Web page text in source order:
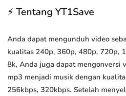
⚡ Tentang YT1Save
Anda dapat mengunduh video
kualitas 240p, 360p, 480p, 720p,
8k, Anda juga dapat mengonversi
mp3 menjadi musik dengan
256kbps, 320kbps. Setelah